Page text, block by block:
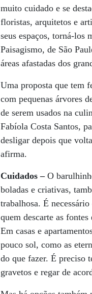
muito cuidado e se
floristas, arquitetos e
seus espaços, torná-los
Paisagismo, de São
áreas afastadas dos
Uma proposta que tem
com pequenas árvores
de serem usados na
Fabíola Costa Santos,
desligar depois que
afirma.
Cuidados –O
boladas e criativas,
trabalhosa. É
quem descarte as
Em casas e
pouco sol, como as
do que fazer. É preciso
gravetos e regar de